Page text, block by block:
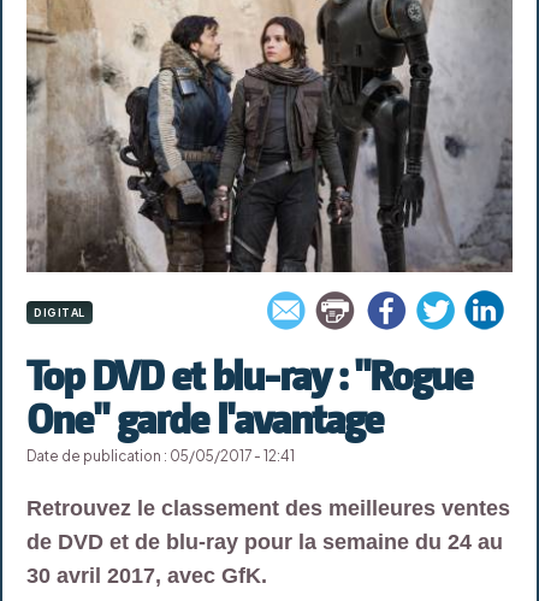
DIGITAL
Top DVD et blu-ray : "Rogue
One" garde l'avantage
Date de publication : 05/05/2017 - 12:41
Retrouvez le classement des meilleures ventes
de DVD et de blu-ray pour la semaine du 24 au
30 avril 2017, avec GfK.